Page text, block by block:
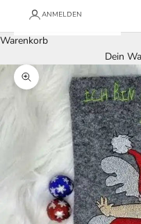
ANMELDEN
Warenkorb
Dein
Bild vergrößern